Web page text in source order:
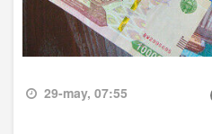
29-may, 07:55